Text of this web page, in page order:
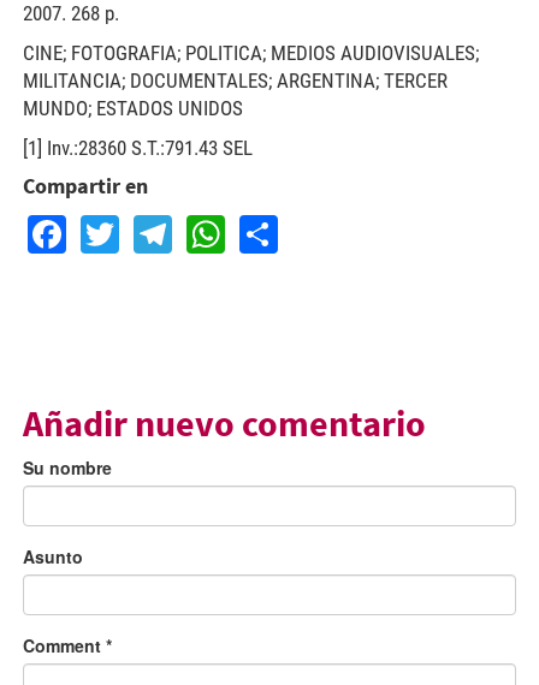
2007. 268 p.
CINE; FOTOGRAFIA; POLITICA; MEDIOS AUDIOVISUALES;
MILITANCIA; DOCUMENTALES; ARGENTINA; TERCER
MUNDO; ESTADOS UNIDOS
[1] Inv.:28360 S.T.:791.43 SEL
Compartir en
Facebook
TwitterTelegram
WhatsApp
Share
Añadir nuevo comentario
Su nombre
Asunto
Comment *